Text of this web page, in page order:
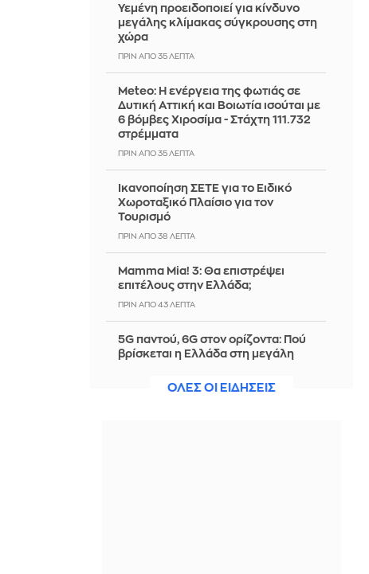
Υεμένη προειδοποιεί για κίνδυνο
μεγάλης κλίμακας σύγκρουσης στη
χώρα
ΠΡΙΝ ΑΠΌ 35 ΛΕΠΤΆ
Meteo: Η ενέργεια της φωτιάς σε
Δυτική Αττική και Βοιωτία ισούται με
6 βόμβες Χιροσίμα - Στάχτη 111.732
στρέμματα
ΠΡΙΝ ΑΠΌ 35 ΛΕΠΤΆ
Ικανοποίηση ΣΕΤΕ για το Ειδικό
Χωροταξικό Πλαίσιο για τον
Τουρισμό
ΠΡΙΝ ΑΠΌ 38 ΛΕΠΤΆ
Mamma Mia! 3: Θα επιστρέψει
επιτέλους στην Ελλάδα;
ΠΡΙΝ ΑΠΌ 43 ΛΕΠΤΆ
5G παντού, 6G στον ορίζοντα: Πού
βρίσκεται η Ελλάδα στη μεγάλη
ΠΡΙΝ ΑΠΌ 59 ΛΕΠΤΆΟΛΕΣ ΟΙ ΕΙΔΗΣΕΙΣ